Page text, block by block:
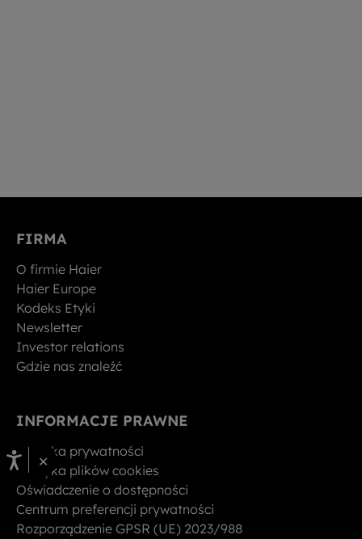
FIRMA
O firmie Haier
Haier Europe
Kodeks Etyki
Newsletter
Investor relations
Gdzie nas znaleźć
INFORMACJE PRAWNE
Polityka prywatności
Polityka plików cookies
Oświadczenie o dostępności
Centrum preferencji prywatności
Rozporządzenie GPSR (UE) 2023/988
×